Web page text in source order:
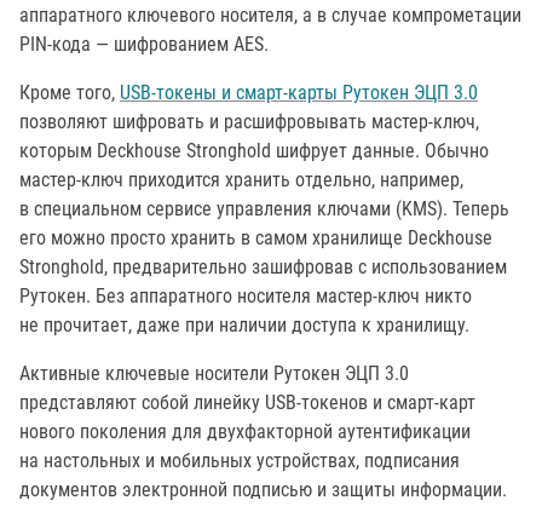
аппаратного ключевого носителя, а в случае компрометации
PIN-кода — шифрованием AES.
Кроме того, USB-токены и смарт-карты Рутокен ЭЦП 3.0
позволяют шифровать и расшифровывать мастер-ключ,
которым Deckhouse Stronghold шифрует данные. Обычно
мастер-ключ приходится хранить отдельно, например,
в специальном сервисе управления ключами (KMS). Теперь
его можно просто хранить в самом хранилище Deckhouse
Stronghold, предварительно зашифровав с использованием
Рутокен. Без аппаратного носителя мастер-ключ никто
не прочитает, даже при наличии доступа к хранилищу.
Активные ключевые носители Рутокен ЭЦП 3.0
представляют собой линейку USB-токенов и смарт-карт
нового поколения для двухфакторной аутентификации
на настольных и мобильных устройствах, подписания
документов электронной подписью и защиты информации.